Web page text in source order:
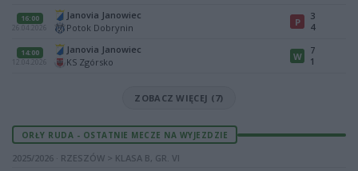
16:00
26.04.2026
Janovia Janowiec
Potok Dobrynin
P
3
4
14:00
12.04.2026
Janovia Janowiec
KS Zgórsko
W
7
1
ZOBACZ WIĘCEJ (7)
ORŁY RUDA - OSTATNIE MECZE NA WYJEZDZIE
2025/2026 · RZESZÓW > KLASA B, GR. VI